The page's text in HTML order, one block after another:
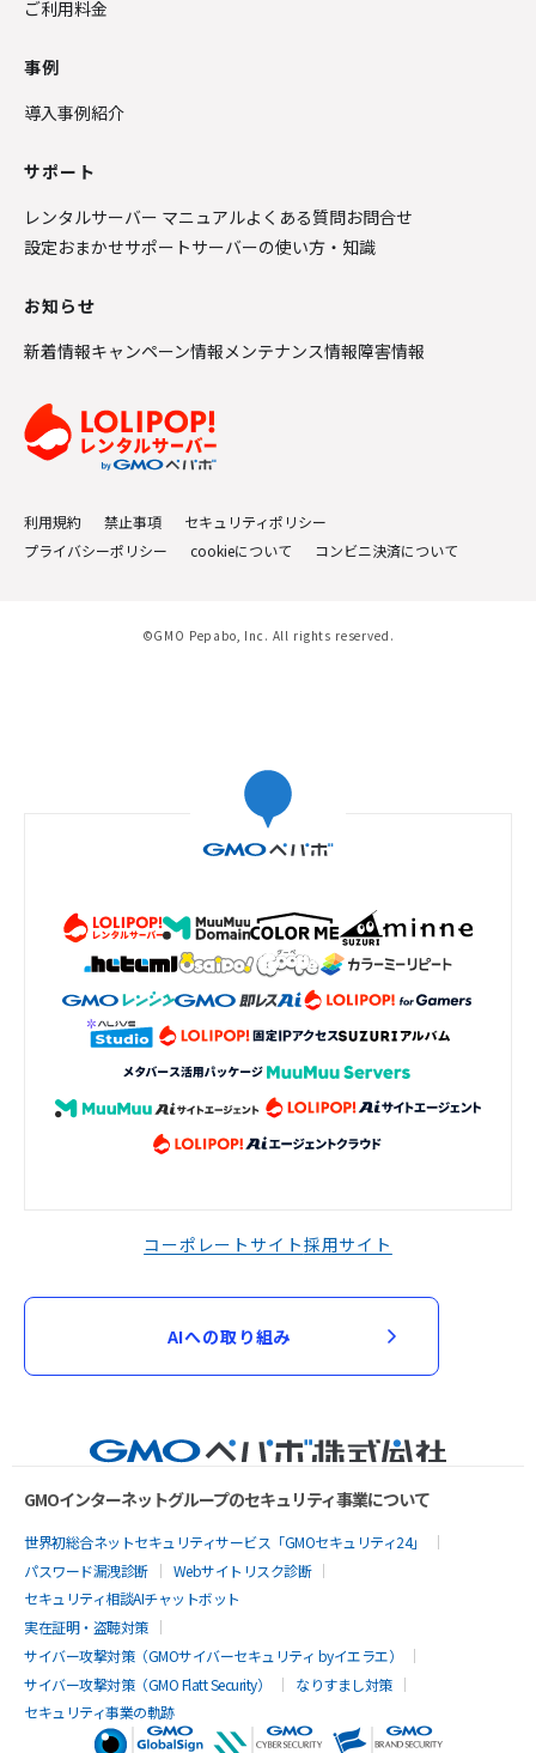
ご利用料金
事例
導入事例紹介
サポート
レンタルサーバー マニュアルよくある質問お問合せ
設定おまかせサポートサーバーの使い方・知識
お知らせ
新着情報キャンペーン情報メンテナンス情報障害情報
利用規約 禁止事項
セキュリティポリシー
プライバシーポリシー
cookieについて コンビニ決済について
©GMO Pepabo, Inc. All rights reserved.
コーポレートサイト採用サイト
AIへの取り組み
GMOインターネットグループのセキュリティ事業について
世界初総合ネットセキュリティサービス「GMOセキュリティ24」
パスワード漏洩診断
Webサイトリスク診断
セキュリティ相談AIチャットボット
実在証明・盗聴対策
サイバー攻撃対策（GMOサイバーセキュリティ byイエラエ）
サイバー攻撃対策（GMO Flatt Security）
なりすまし対策
セキュリティ事業の軌跡